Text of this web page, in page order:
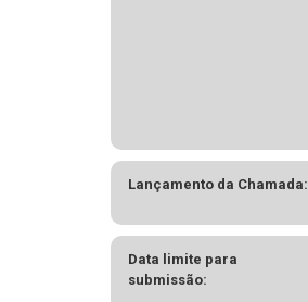
Lançamento da Chamada:
Data limite para
submissão: